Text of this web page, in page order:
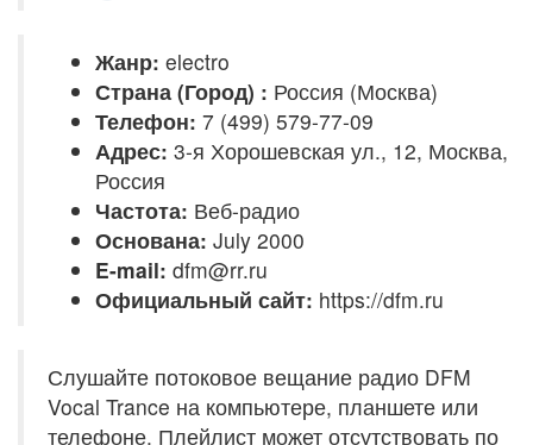
Жанр: electro
Страна (Город) : Россия (Москва)
Телефон: 7 (499) 579-77-09
Адрес: 3-я Хорошевская ул., 12, Москва,
Россия
Частота: Веб-радио
Основана: July 2000
E-mail: dfm@rr.ru
Официальный сайт: https://dfm.ru
Слушайте потоковое вещание радио DFM
Vocal Trance на компьютере, планшете или
телефоне. Плейлист может отсутствовать по